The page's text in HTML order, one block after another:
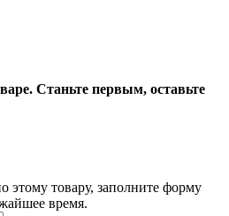
Станьте первым, оставьте
этому товару, заполните форму
время.